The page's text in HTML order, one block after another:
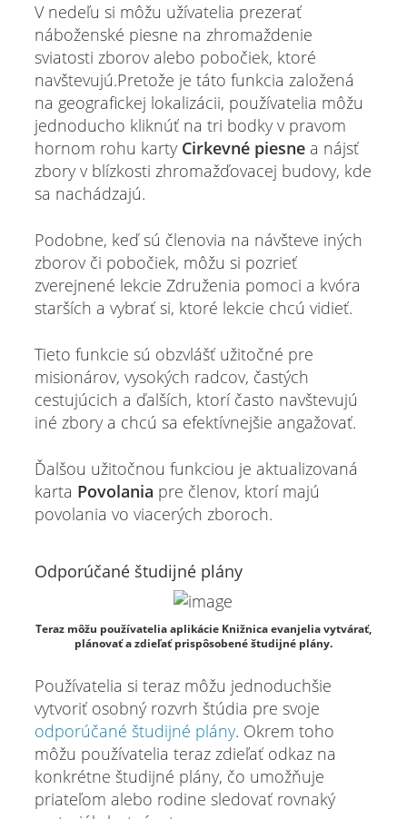
V nedeľu si môžu užívatelia prezerať
náboženské piesne na zhromaždenie
sviatosti zborov alebo pobočiek, ktoré
navštevujú.Pretože je táto funkcia založená
na geografickej lokalizácii, používatelia môžu
jednoducho kliknúť na tri bodky v pravom
hornom rohu karty Cirkevné piesnea nájsť
zbory v blízkosti zhromažďovacej budovy, kde
sa nachádzajú.
Podobne, keď sú členovia na návšteve iných
zborov či pobočiek, môžu si pozrieť
zverejnené lekcie Združenia pomoci a kvóra
starších a vybrať si, ktoré lekcie chcú vidieť.
Tieto funkcie sú obzvlášť užitočné pre
misionárov, vysokých radcov, častých
cestujúcich a ďalších, ktorí často navštevujú
iné zbory a chcú sa efektívnejšie angažovať.
Ďalšou užitočnou funkciou je aktualizovaná
karta Povolania pre členov, ktorí majú
povolania vo viacerých zboroch.
Odporúčané študijné plány
Teraz môžu používatelia aplikácie Knižnica evanjelia vytvárať,
plánovať a zdieľať prispôsobené študijné plány.
Používatelia si teraz môžu jednoduchšie
vytvoriť osobný rozvrh štúdia pre svoje
odporúčané študijné plány. Okrem toho
môžu používatelia teraz zdieľať odkaz na
konkrétne študijné plány, čo umožňuje
priateľom alebo rodine sledovať rovnaký